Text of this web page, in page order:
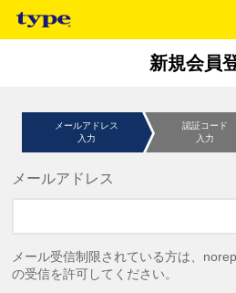
新規会員
メールアドレス
入力
認証コード
入力
メールアドレス
メール受信制限されている方は、
の受信を許可してください。